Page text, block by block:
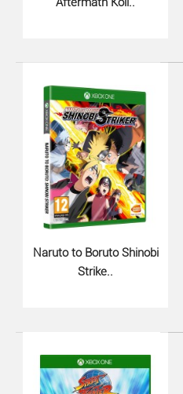
Ощутите каждый удар в
новейшей части
Naruto to Boruto Shinobi
Strike..